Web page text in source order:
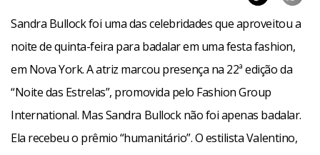
Sandra Bullock foi uma das celebridades que aproveitou a
noite de quinta-feira para badalar em uma festa fashion,
em Nova York. A atriz marcou presença na 22ª edição da
“Noite das Estrelas”, promovida pelo Fashion Group
International. Mas Sandra Bullock não foi apenas badalar.
Ela recebeu o prêmio “humanitário”. O estilista Valentino,